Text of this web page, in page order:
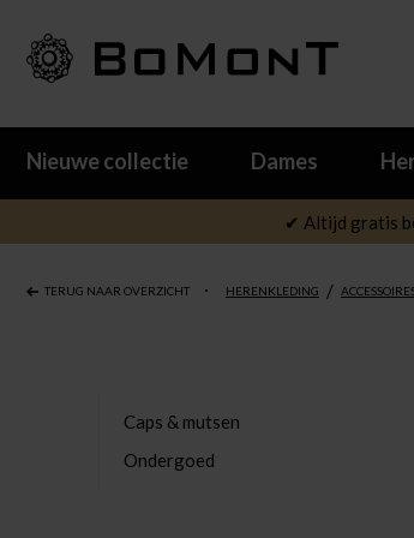
Nieuwe collectie Dames
✔ Altijd gratis
TERUG NAAR OVERZICHT HERENKLEDING /
Caps & mutsen
Ondergoed